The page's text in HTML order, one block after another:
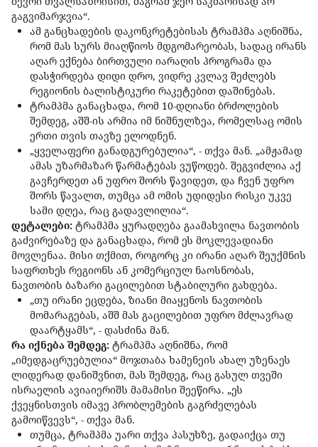
გაგვიმარჯვია“.
ამ განცხადების დაკონკრეტებისას ტრამპმა აღნიშნა,
რომ მას სურს მიაღწიოს მდგომარეობას, სადაც ირანს
აღარ ექნება ბირთვული იარაღის პროგრამა და
დასჭირდება დიდი დრო, ვიდრე კვლავ შეძლებს
რეგიონის ბალისტიკური რაკეტებით დაშინებას.
ტრამპმა განაცხადა, რომ 10-დღიანი ბრძოლების
შემდეგ, აშშ-ის არმია იმ ნიშნულზეა, რომელსაც ომის
ერთი თვის თავზე ელოდნენ.
„ყველაფერი განადგურებულია“, - თქვა მან. „ამჟამად
ამას უზარმაზარ წარმატებას ვუწოდებ. შეგვიძლია აქ
გავჩერდეთ ან უფრო შორს წავიდეთ, და ჩვენ უფრო
შორს წავალთ, თუმცა ამ ომის უდიდესი რისკი უკვე
სამი დღეა, რაც გადავლილია“.
დეტალები: ტრამპმა ყურადღება გაამახვილა ნავთობის
გაძვირებაზე და განაცხადა, რომ ეს მოკლევადიანი
მოვლენაა. მისი თქმით, როგორც კი ირანი აღარ შეუქმნის
საფრთხეს რეგიონს ან კომერციულ ნაოსნობას,
ნავთობის ბაზარი გაცილებით სტაბილური გახდება.
„თუ ირანი ეცდება, ზიანი მიაყენოს ნავთობის
მომარაგებას, აშშ მას გაცილებით უფრო მძლავრად
დაარტყამს“, - დასძინა მან.
რა იქნება შემდეგ: ტრამპმა აღნიშნა, რომ
„იმედგაცრუებულია“ მოჯთაბა ხამენეის ახალ უზენაეს
ლიდერად დანიშვნით, მას შემდეგ, რაც გასულ თვეში
ისრაელის ავიაიერიშს მამამისი შეეწირა. „ეს
ქვეყნისთვის იმავე პრობლემების გაგრძელებას
გამოიწვევს“, - თქვა მან.
თუმცა, ტრამპმა უარი თქვა პასუხზე, გადაიქცა თუ